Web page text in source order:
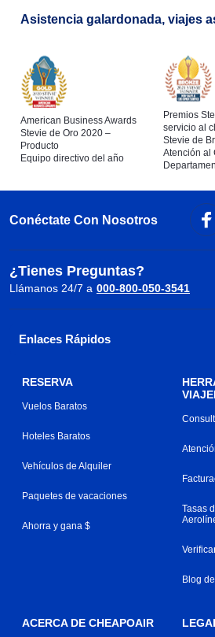
Asistencia galardonada, viajes
American Business Awards
Stevie de Oro 2020 –
Producto
Equipo directivo del año
Premios
servicio al
Stevie de
Atención al
Conéctate Con Nosotros
¿Tienes Preguntas?
Llámanos 24/7 a 000-800-050-3541
Enlaces Rápidos
RESERVA
Vuelos Baratos
Hoteles Baratos
Vehículos de Alquiler
Paquetes de vacaciones
Ahorra y gana $
Tasas
Blog
ACERCA DE CHEAPOAIR